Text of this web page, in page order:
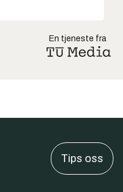
En tjeneste fra
Tips oss